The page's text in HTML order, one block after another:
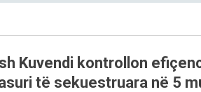
Kuvendi kontrollon
të sekuestruara në 5